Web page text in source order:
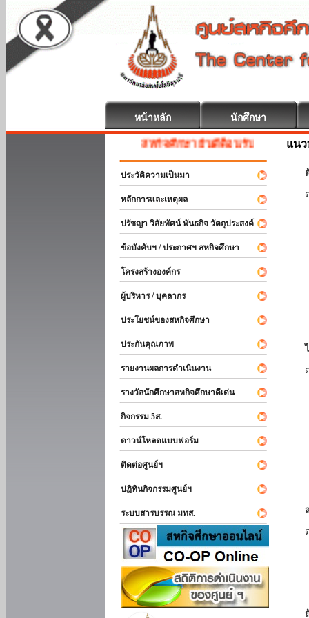
หน้าหลัก นักศึกษา
สหกิจศึกษา ยินดีต้อนรับ
ประวัติความเป็นมา
หลักการและเหตุผล
ปรัชญา วิสัยทัศน์ พันธกิจ วัตถุประสงค์
ข้อบังคับฯ / ประกาศฯ สหกิจศึกษา
โครงสร้างองค์กร
ผู้บริหาร / บุคลากร
ประโยชน์ของสหกิจศึกษา
ประกันคุณภาพ
รายงานผลการดำเนินงาน
รางวัลนักศึกษาสหกิจศึกษาดีเด่น
กิจกรรม 5ส.
ดาวน์โหลดแบบฟอร์ม
ติดต่อศูนย์ฯ
ปฏิทินกิจกรรมศูนย์ฯ
ระบบสารบรรณ มทส.
แน